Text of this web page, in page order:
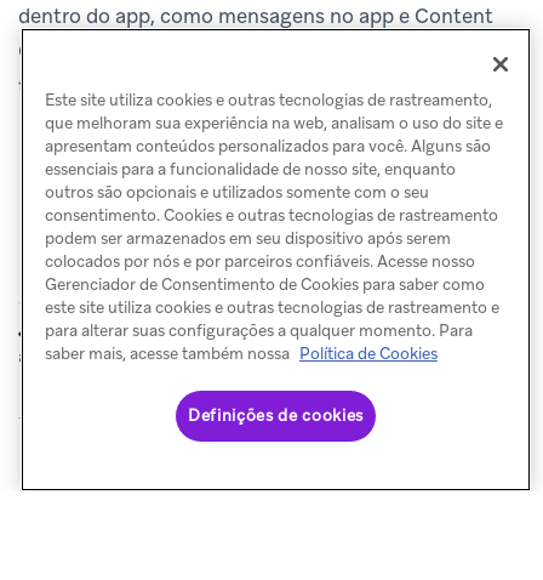
dentro do app, como mensagens no app e Content
Cards. Seus usuários poderão ver tudo o que possam
ter perdido na próxima vez que abrirem o app.
ANTERIORMensagens no
app de push primer
PRÓXIMO
Saiba antes de
© Braze. All Rights Reserved Privacy Policy
Este site utiliza cookies e outras tecnologias de rastreamento,
que melhoram sua experiência na web, analisam o uso do site e
apresentam conteúdos personalizados para você. Alguns são
essenciais para a funcionalidade de nosso site, enquanto
outros são opcionais e utilizados somente com o seu
consentimento. Cookies e outras tecnologias de rastreamento
podem ser armazenados em seu dispositivo após serem
colocados por nós e por parceiros confiáveis. Acesse nosso
Gerenciador de Consentimento de Cookies para saber como
este site utiliza cookies e outras tecnologias de rastreamento e
para alterar suas configurações a qualquer momento. Para
saber mais, acesse também nossa Política de Cookies
Definições de cookies